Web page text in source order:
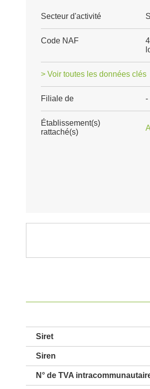
Secteur d'activité
Code NAF
> Voir toutes les données clés
Filiale de -
Établissement(s)
rattaché(s)
Siret
Siren
N° de TVA